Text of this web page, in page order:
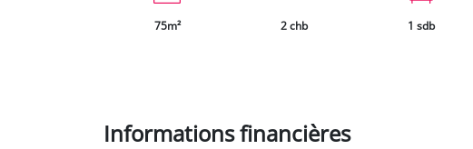
75m² 2 chb 1 sdb
Informations financières